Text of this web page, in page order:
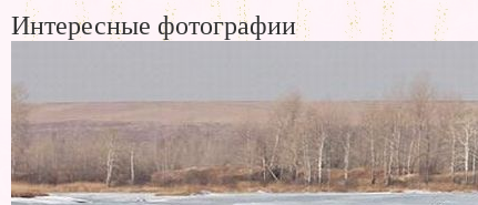
Интересные фотографии